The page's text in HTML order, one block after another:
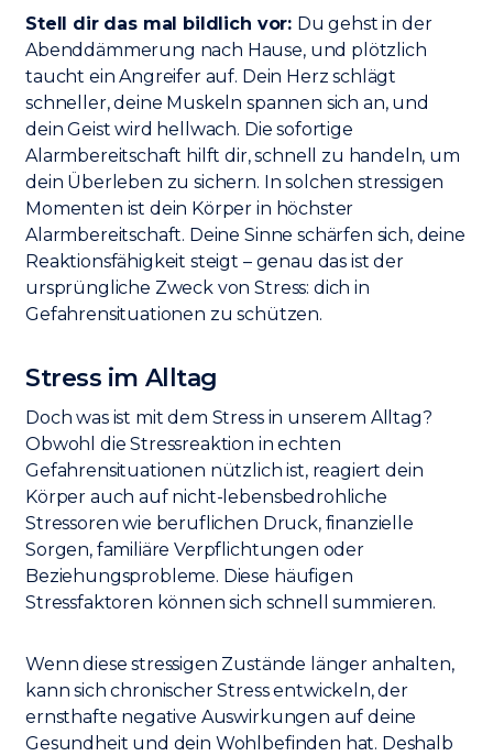
Stell dir das mal bildlich vor: Du gehst in der
Abenddämmerung nach Hause, und plötzlich
taucht ein Angreifer auf. Dein Herz schlägt
schneller, deine Muskeln spannen sich an, und
dein Geist wird hellwach. Die sofortige
Alarmbereitschaft hilft dir, schnell zu handeln, um
dein Überleben zu sichern. In solchen stressigen
Momenten ist dein Körper in höchster
Alarmbereitschaft. Deine Sinne schärfen sich, deine
Reaktionsfähigkeit steigt – genau das ist der
ursprüngliche Zweck von Stress: dich in
Gefahrensituationen zu schützen.
Stress im Alltag
Doch was ist mit dem Stress in unserem Alltag?
Obwohl die Stressreaktion in echten
Gefahrensituationen nützlich ist, reagiert dein
Körper auch auf nicht-lebensbedrohliche
Stressoren wie beruflichen Druck, finanzielle
Sorgen, familiäre Verpflichtungen oder
Beziehungsprobleme. Diese häufigen
Stressfaktoren können sich schnell summieren.
Wenn diese stressigen Zustände länger anhalten,
kann sich chronischer Stress entwickeln, der
ernsthafte negative Auswirkungen auf deine
Gesundheit und dein Wohlbefinden hat. Deshalb